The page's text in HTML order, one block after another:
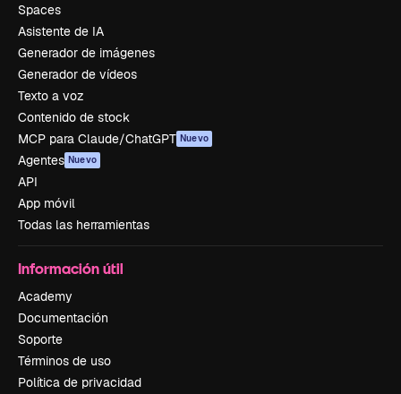
Spaces
Asistente de IA
Generador de imágenes
Generador de vídeos
Texto a voz
Contenido de stock
MCP para Claude/ChatGPT Nuevo
Agentes Nuevo
API
App móvil
Todas las herramientas
Información útil
Academy
Documentación
Soporte
Términos de uso
Política de privacidad